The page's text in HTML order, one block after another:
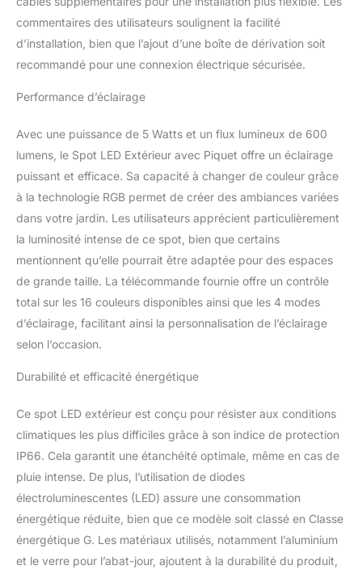
de fonctionnement de 12
V, compatible avec la
plupart des systèmes
d'éclairage paysager
basse tension. Angle de
pour les projets
d'éclairage de paysage
intérieur et extérieur,
chemins, arbres,
drapeaux, ponts, zune,
marches, Wnde,
Halloween,
Thanksgiving, Noël,
décoration de fête. Mise
à niveau IP66 étanche et
installation : boîtier en
aluminium épais et
intempéries pluuses et
étanche IP66 qui
améliore
considérablement la
stabilité de l'éclairage
extérieur et l'utilisation à
long terme. Couleur de
synchronisation 1. En
utilisant 12 V CA, les
couleurs se
synchronisent après
commentaires des utilisateurs soulignent la facilité
d’installation, bien que l’ajout d’une boîte de dérivation soit
recommandé pour une connexion électrique sécurisée.
Performance d’éclairage
Avec une puissance de 5 Watts et un flux lumineux de 600
lumens, le Spot LED Extérieur avec Piquet offre un éclairage
puissant et efficace. Sa capacité à changer de couleur grâce
à la technologie RGB permet de créer des ambiances variées
dans votre jardin. Les utilisateurs apprécient particulièrement
la luminosité intense de ce spot, bien que certains
mentionnent qu’elle pourrait être adaptée pour des espaces
de grande taille. La télécommande fournie offre un contrôle
total sur les 16 couleurs disponibles ainsi que les 4 modes
d’éclairage, facilitant ainsi la personnalisation de l’éclairage
selon l’occasion.
Durabilité et efficacité énergétique
Ce spot LED extérieur est conçu pour résister aux conditions
climatiques les plus difficiles grâce à son indice de protection
IP66. Cela garantit une étanchéité optimale, même en cas de
pluie intense. De plus, l’utilisation de diodes
électroluminescentes (LED) assure une consommation
énergétique réduite, bien que ce modèle soit classé en Classe
énergétique G. Les matériaux utilisés, notamment l’aluminium
et le verre pour l’abat-jour, ajoutent à la durabilité du produit,